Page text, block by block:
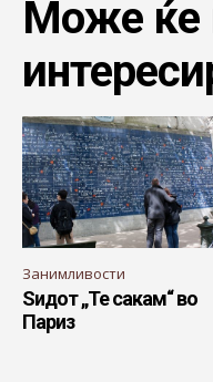
Може ќе
Занимливости
Ѕидот „Те сакам“ во
Париз